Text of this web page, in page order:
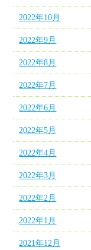
2022年10月
2022年9月
2022年8月
2022年7月
2022年6月
2022年5月
2022年4月
2022年3月
2022年2月
2022年1月
2021年12月